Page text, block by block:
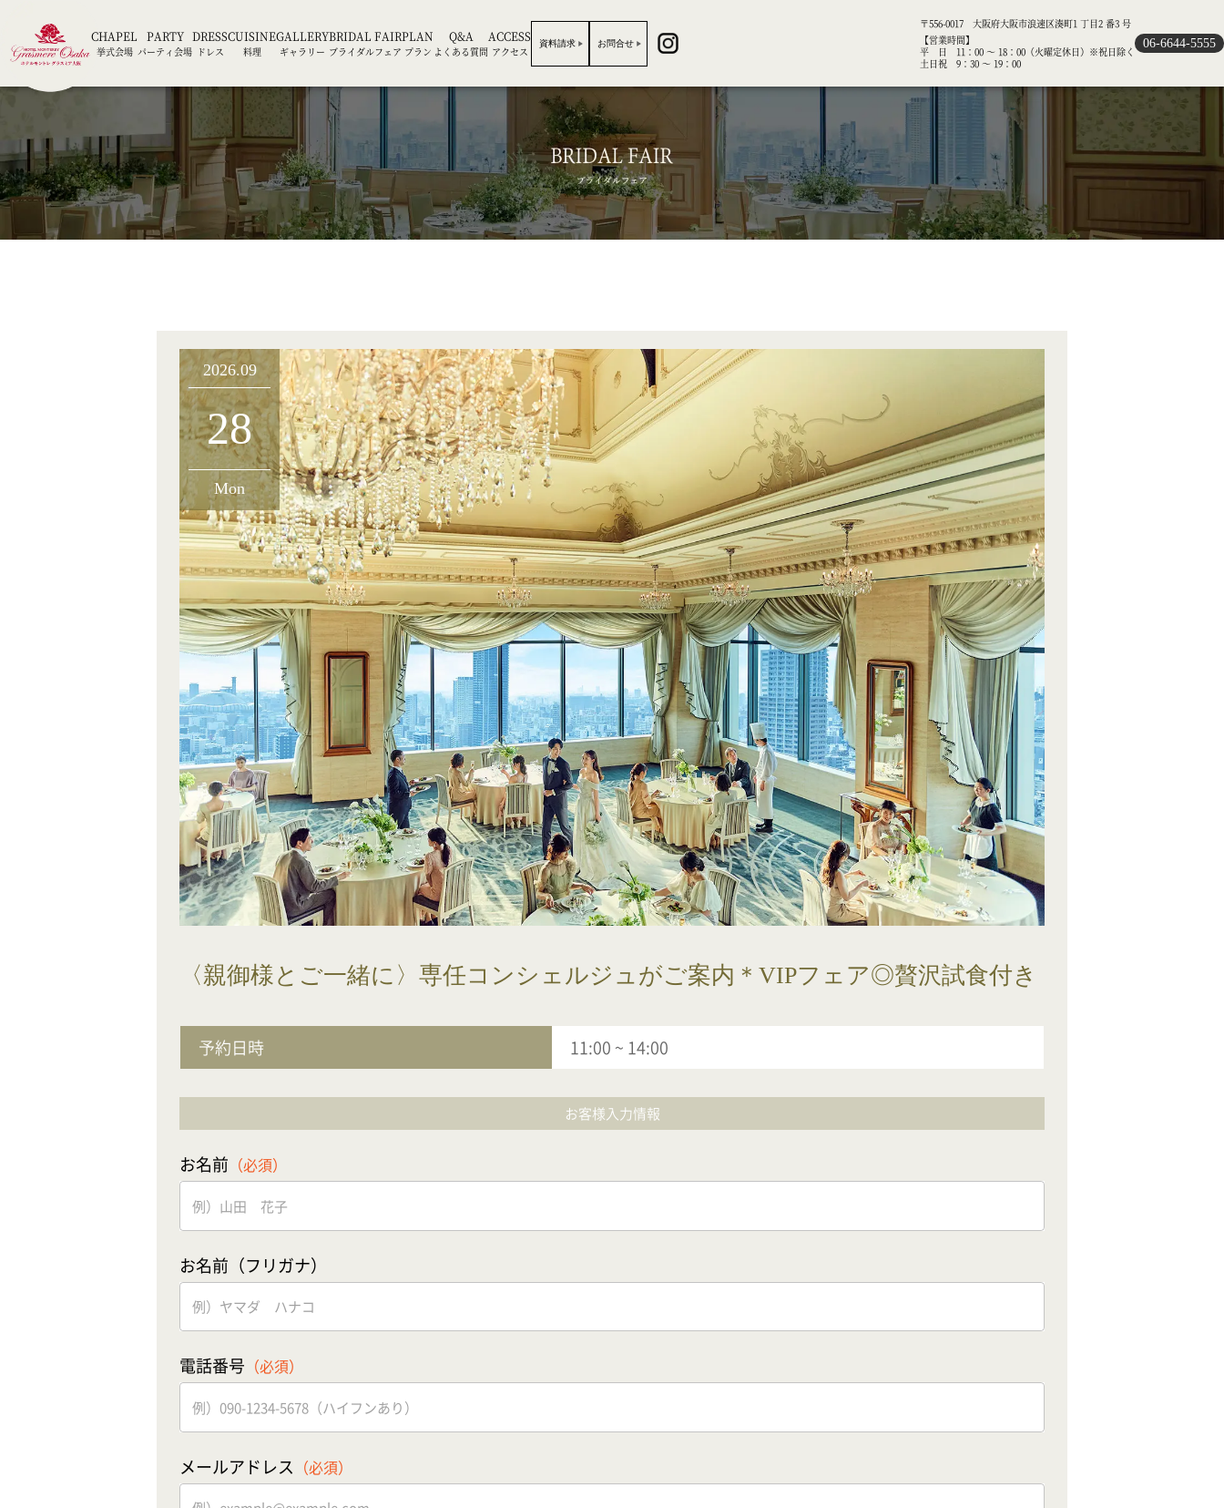
CHAPEL
挙式会場
PARTY
パーティ会場
DRESS
ドレス
CUISINE
料理
GALLERY
ギャラリー
BRIDAL FAIR
ブライダルフェア
PLAN
プラン
Q&A
よくある質問
ACCESS
アクセス
資料請求 お問合せ
〒556-0017 大阪府大阪市浪速区湊町1 丁目2 番3 号
【営業時間】
平 日 11：00 ～ 18：00（火曜定休日）※祝日除く
土日祝 9：30 ～ 19：00
06-6644-5555
2026.09
28
Mon
〈親御様とご一緒に〉専任コンシェルジュがご案内＊VIPフェア◎贅沢試食付き
予約日時 11:00 ~ 14:00
お客様入力情報
お名前 （必須）
お名前（フリガナ）
電話番号 （必須）
メールアドレス （必須）